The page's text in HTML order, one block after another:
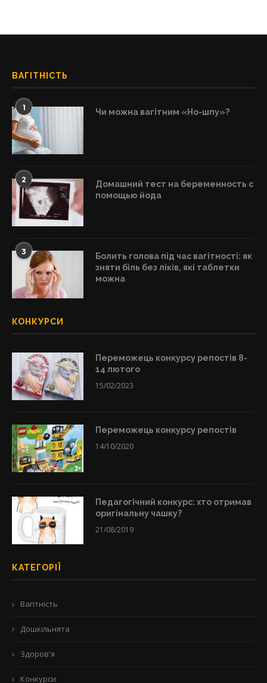
ВАГІТНІСТЬ
1 Чи можна вагітним «Но-шпу»?
2
Домашний тест на беременность с
помощью йода
3
Болить голова під час вагітності: як
зняти біль без ліків, які таблетки
можна
КОНКУРСИ
Переможець конкурсу репостів 8-
14 лютого
15/02/2023
Переможець конкурсу репостів
14/10/2020
Педагогічний конкурс: хто отримав
оригінальну чашку?
21/08/2019
КАТЕГОРІЇ
Вагітність
Дошкільнята
Здоров'я
Конкурси